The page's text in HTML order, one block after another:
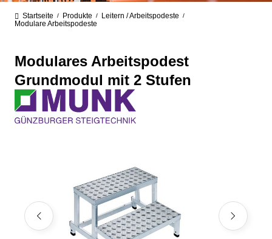
Startseite / Produkte / Leitern / Arbeitspodeste /
Modulare Arbeitspodeste
Modulares Arbeitspodest
Grundmodul mit 2 Stufen